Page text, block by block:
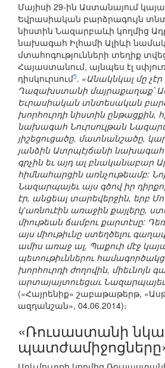
Մայիսի 29-ին Աստանայում
Եվրասիական բարձրագույն
նիստին Նազարբաևի կողմից
նախագահ Իլհամի Ալիևի
մտահոգությունների տեղիք
Հայաստանում, այնպես էլ
դիսկուրսում5. «Անակնկալ մը չէր
Ղազախստանի մայրաքաղաք՝
Եւրասիական տնտեսական
խորհուրդի նիստին ընթացքին,
նախագահ Նուրսուլթան
յիշեցուցածը, մատնանշածը,
յանձին Ատրպէյճանի նախագահ
գրչին եւ այդ ալ բնականաբար
հիմնահարցին առնչութեամբ:
Նազարպայեւ այս գծով իր
էր, անցեալ տարեվերջին, երբ
կ'առնուէին առաջին քայլերը,
միութեան ճամբու քարտէսը:
այս միութիւնը ստեղծելու
ամիս առաջ ալ, Պաքուի մէջ
պետութիւններու
խորհուրդի ժողովին, միեւնոյն
արտայայտուեցաւ
(«Հայրենիք» շաբաթաթերթ,
ազդանշան», 04.06.2014)։
«Ռուսաստանի